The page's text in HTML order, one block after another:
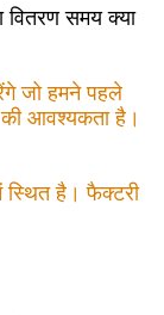
समय क्या
जो हमने पहले
आवश्यकता है।
स्थित है। फैक्टरी